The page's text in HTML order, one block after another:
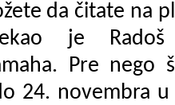
da čitate na
je Radoš
Pre
24. novembra